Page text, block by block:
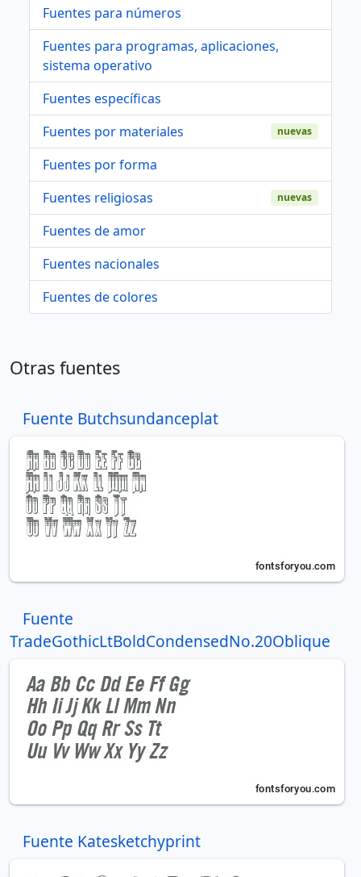
Fuentes para números
Fuentes para programas, aplicaciones,
sistema operativo
Fuentes específicas
Fuentes por materiales
nuevas
Fuentes por forma
Fuentes religiosas
nuevas
Fuentes de amor
Fuentes nacionales
Fuentes de colores
Otras fuentes
Fuente Butchsundanceplat
Fuente
TradeGothicLtBoldCondensedNo.20Oblique
Fuente Katesketchyprint